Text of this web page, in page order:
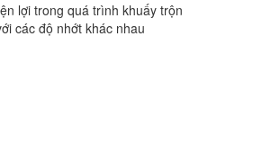
lợi trong quá trình khuấy trộn
các độ nhớt khác nhau